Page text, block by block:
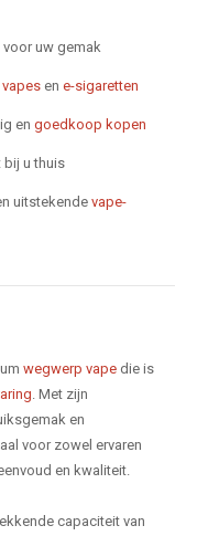
uw gemak
en e-sigaretten
en goedkoop kopen
bij u thuis
uitstekende vape-
wegwerp vape die is
. Met zijn
en
voor zowel ervaren
en kwaliteit.
capaciteit van